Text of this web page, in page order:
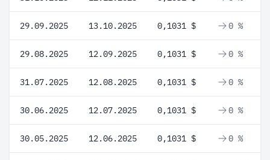
29.09.2025 13.10.2025 0,1031 $ 0 %
29.08.2025 12.09.2025 0,1031 $ 0 %
31.07.2025 12.08.2025 0,1031 $ 0 %
30.06.2025 12.07.2025 0,1031 $ 0 %
30.05.2025 12.06.2025 0,1031 $ 0 %